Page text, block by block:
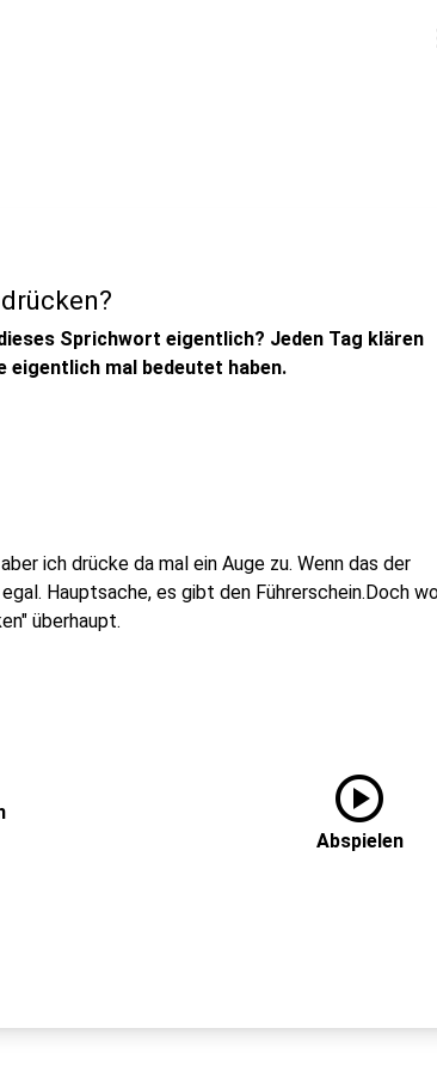
Sprichwort eigentlich? Jeden Tag klären
eigentlich mal bedeutet haben.
ich drücke da mal ein Auge zu. Wenn das der
Hauptsache, es gibt den Führerschein.Doch
überhaupt.
play_circle
Abspielen